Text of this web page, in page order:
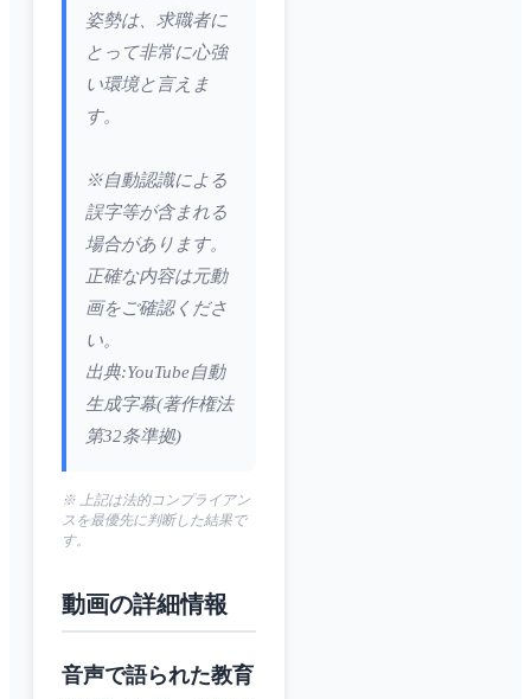
姿勢は、求職者に
とって非常に心強
い環境と言えま
す。
※自動認識による
誤字等が含まれる
場合があります。
正確な内容は元動
画をご確認くださ
い。
出典:YouTube自動
生成字幕(著作権法
第32条準拠)
※ 上記は法的コンプライアン
スを最優先に判断した結果で
す。
動画の詳細情報
音声で語られた教育